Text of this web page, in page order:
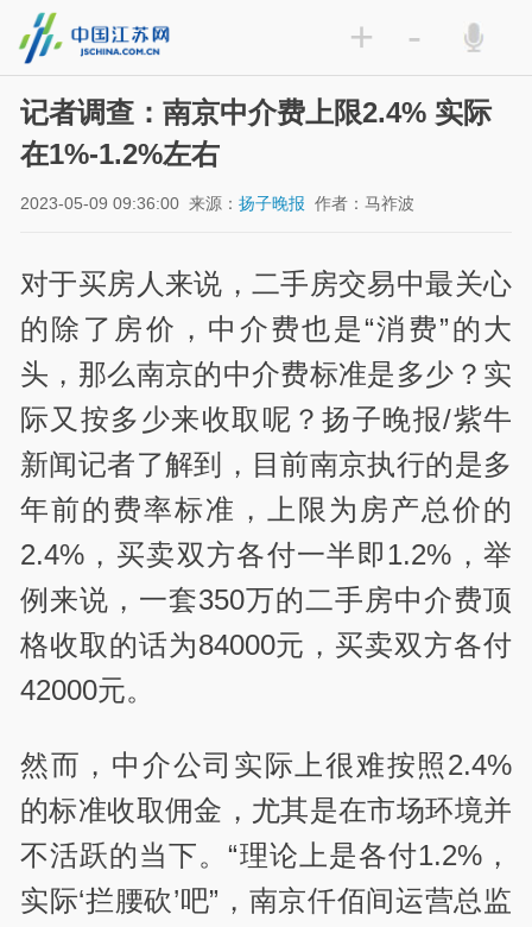
+ -
记者调查：南京中介费上限2.4% 实际
在1%-1.2%左右
2023-05-09 09:36:00 来源：扬子晚报 作者：马祚波
对于买房人来说，二手房交易中最关心
的除了房价，中介费也是“消费”的大
头，那么南京的中介费标准是多少？实
际又按多少来收取呢？扬子晚报/紫牛
新闻记者了解到，目前南京执行的是多
年前的费率标准，上限为房产总价的
2.4%，买卖双方各付一半即1.2%，举
例来说，一套350万的二手房中介费顶
格收取的话为84000元，买卖双方各付
42000元。
然而，中介公司实际上很难按照2.4%
的标准收取佣金，尤其是在市场环境并
不活跃的当下。“理论上是各付1.2%，
实际‘拦腰砍’吧”，南京仟佰间运营总监